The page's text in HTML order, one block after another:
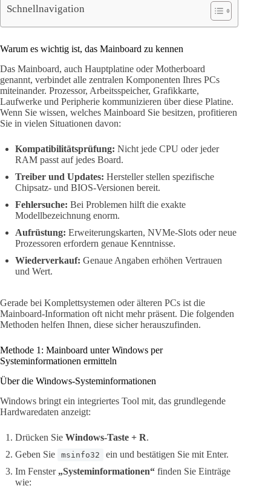
Schnellnavigation
Warum es wichtig ist, das Mainboard zu kennen
Das Mainboard, auch Hauptplatine oder Motherboard
genannt, verbindet alle zentralen Komponenten Ihres PCs
miteinander. Prozessor, Arbeitsspeicher, Grafikkarte,
Laufwerke und Peripherie kommunizieren über diese Platine.
Wenn Sie wissen, welches Mainboard Sie besitzen, profitieren
Sie in vielen Situationen davon:
Kompatibilitätsprüfung: Nicht jede CPU oder jeder
RAM passt auf jedes Board.
Treiber und Updates: Hersteller stellen spezifische
Chipsatz- und BIOS-Versionen bereit.
Fehlersuche: Bei Problemen hilft die exakte
Modellbezeichnung enorm.
Aufrüstung: Erweiterungskarten, NVMe-Slots oder neue
Prozessoren erfordern genaue Kenntnisse.
Wiederverkauf: Genaue Angaben erhöhen Vertrauen
und Wert.
Gerade bei Komplettsystemen oder älteren PCs ist die
Mainboard-Information oft nicht mehr präsent. Die folgenden
Methoden helfen Ihnen, diese sicher herauszufinden.
Methode 1: Mainboard unter Windows per
Systeminformationen ermitteln
Über die Windows-Systeminformationen
Windows bringt ein integriertes Tool mit, das grundlegende
Hardwaredaten anzeigt:
Drücken Sie Windows-Taste + R.
Geben Sie
msinfo32
ein und bestätigen Sie mit Enter.
Im Fenster „Systeminformationen“ finden Sie Einträge
wie: